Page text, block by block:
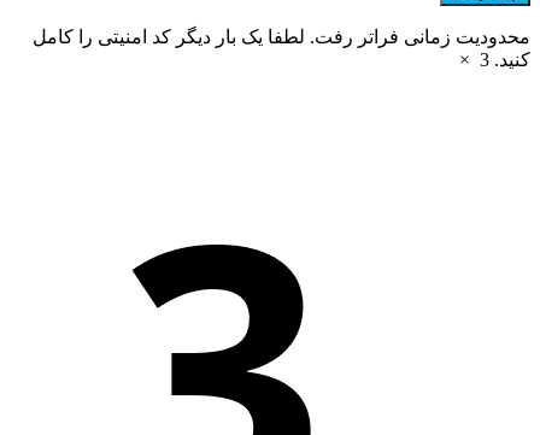
محدودیت زمانی فراتر رفت. لطفا یک بار دیگر کد امنیتی را کامل
کنید. 3
×